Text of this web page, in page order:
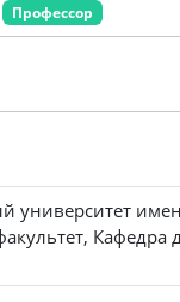
Профессор
университет